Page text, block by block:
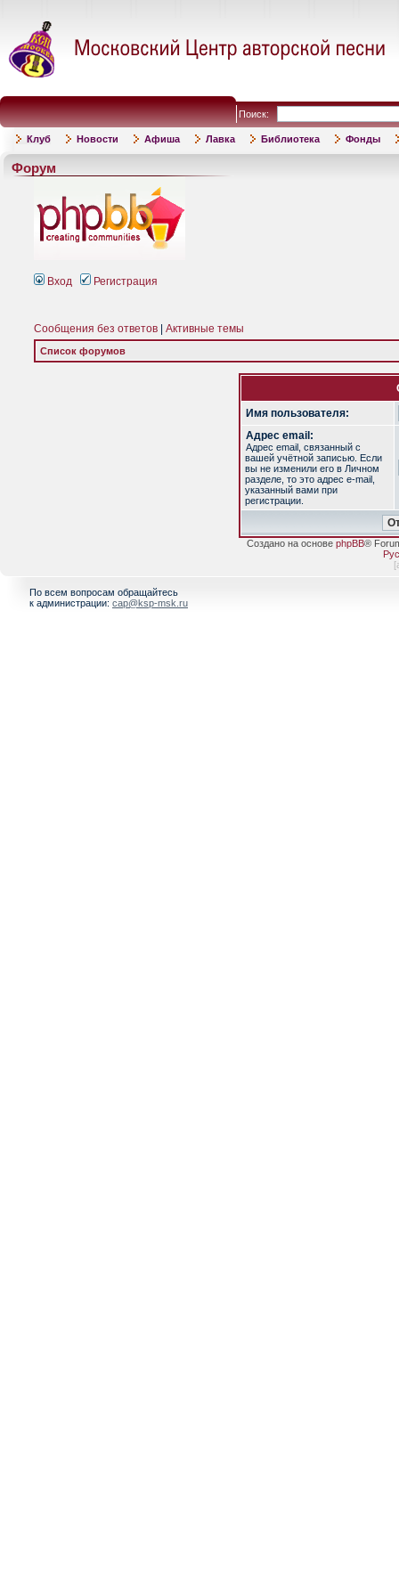
Поиск:
Клуб Новости Афиша Лавка Библиотека Фонды
Форум
Вход Регистрация
Сообщения без ответов Активные темы
Список форумов
Имя пользователя:
Адрес email:
Адрес email, связанный с
вашей учётной записью. Если
вы не изменили его в Личном
разделе, то это адрес e-mail,
указанный вами при
регистрации.
Создано на основе phpBB®
[
По всем вопросам обращайтесь
к администрации: cap@ksp-msk.ru